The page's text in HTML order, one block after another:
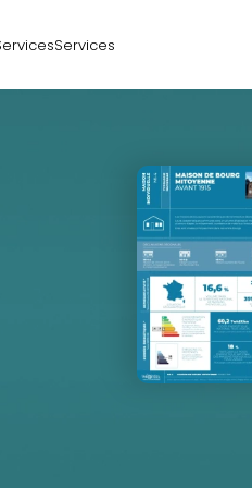
Services